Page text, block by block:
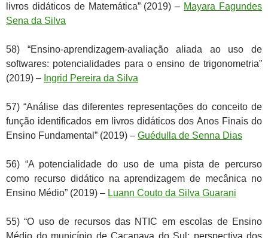
livros didáticos de Matemática” (2019) – Mayara Fagundes
Sena da Silva
58) “Ensino-aprendizagem-avaliação aliada ao uso de
softwares: potencialidades para o ensino de trigonometria”
(2019) – Ingrid Pereira da Silva
57) “Análise das diferentes representações do conceito de
função identificados em livros didáticos dos Anos Finais do
Ensino Fundamental” (2019) – Guédulla de Senna Dias
56) “A potencialidade do uso de uma pista de percurso
como recurso didático na aprendizagem de mecânica no
Ensino Médio” (2019) – Luann Couto da Silva Guarani
55) “O uso de recursos das NTIC em escolas de Ensino
Médio do município de Caçapava do Sul: perspectiva dos